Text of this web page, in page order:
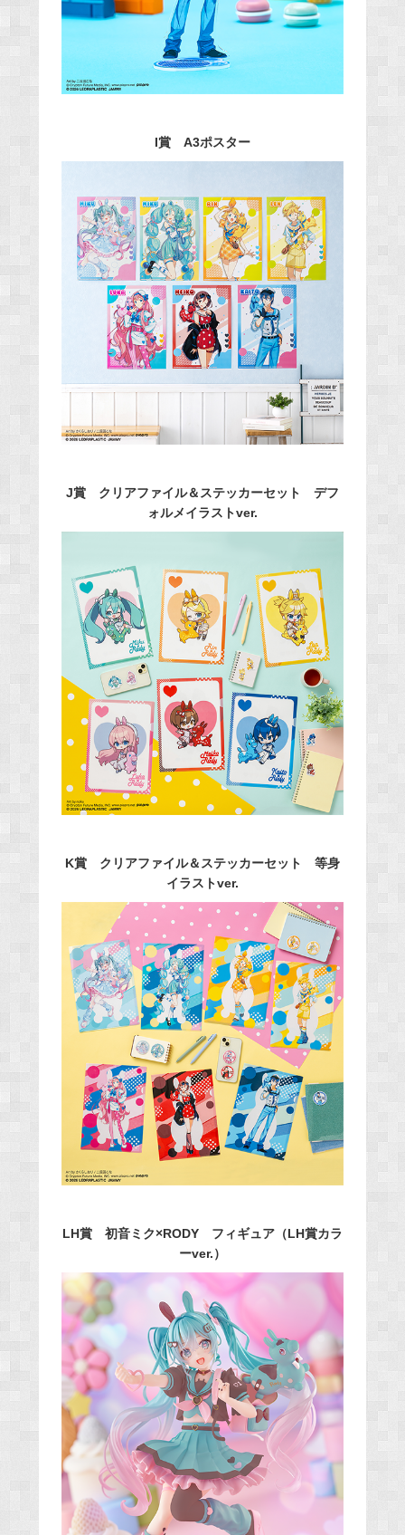
I賞 A3ポスター
J賞 クリアファイル＆ステッカーセット デフ
ォルメイラストver.
K賞 クリアファイル＆ステッカーセット 等身
イラストver.
LH賞 初音ミク×RODY フィギュア（LH賞カラ
ーver.）